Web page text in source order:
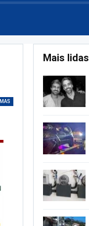
Mais lidas